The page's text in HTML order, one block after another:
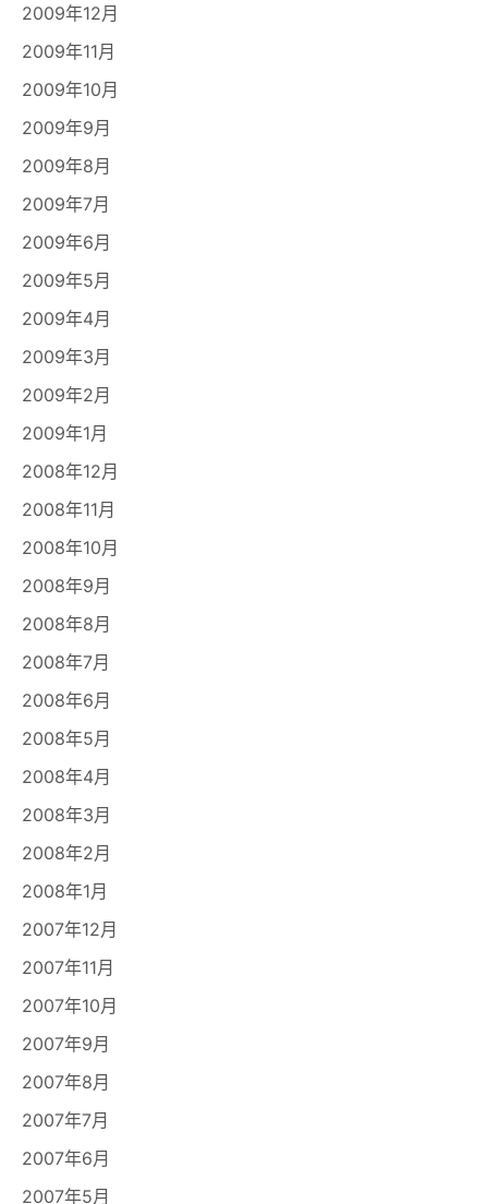
2009年12月
2009年11月
2009年10月
2009年9月
2009年8月
2009年7月
2009年6月
2009年5月
2009年4月
2009年3月
2009年2月
2009年1月
2008年12月
2008年11月
2008年10月
2008年9月
2008年8月
2008年7月
2008年6月
2008年5月
2008年4月
2008年3月
2008年2月
2008年1月
2007年12月
2007年11月
2007年10月
2007年9月
2007年8月
2007年7月
2007年6月
2007年5月